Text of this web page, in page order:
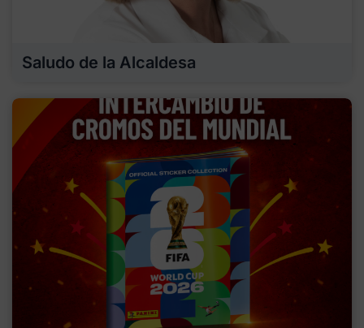
Saludo de la Alcaldesa